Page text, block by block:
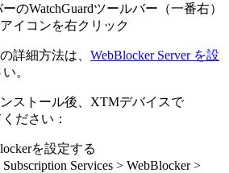
のWatchGuardツールバー（一番右）
アイコンを右クリック
詳細方法は、 WebBlocker Server を設
。
ンストール後、XTMデバイスで
ださい：
を設定する
Services > WebBlocker >